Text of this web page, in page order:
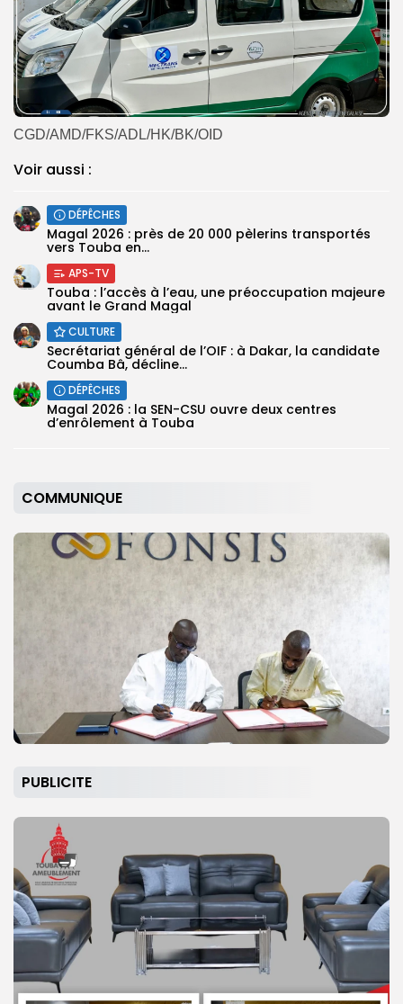
COMMUNIQUE
PUBLICITE
CGD/AMD/FKS/ADL/HK/BK/OID
Voir aussi :
DÉPÊCHES
Magal 2026 : près de 20 000 pèlerins transportés
vers Touba en...
APS-TV
Touba : l’accès à l’eau, une préoccupation majeure
avant le Grand Magal
CULTURE
Secrétariat général de l’OIF : à Dakar, la candidate
Coumba Bâ, décline...
DÉPÊCHES
Magal 2026 : la SEN-CSU ouvre deux centres
d’enrôlement à Touba